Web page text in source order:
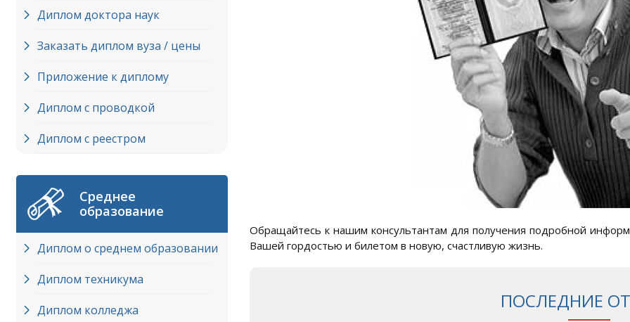
Диплом доктора наук
Заказать диплом вуза / цены
Приложение к диплому
Диплом с проводкой
Диплом с реестром
Среднее
образование
Диплом о среднем образовании
Диплом техникума
Диплом колледжа
Обращайтесь к нашим консультантам для получения подробной
Вашей гордостью и билетом в новую, счастливую жизнь.
ПОСЛЕДНИЕ